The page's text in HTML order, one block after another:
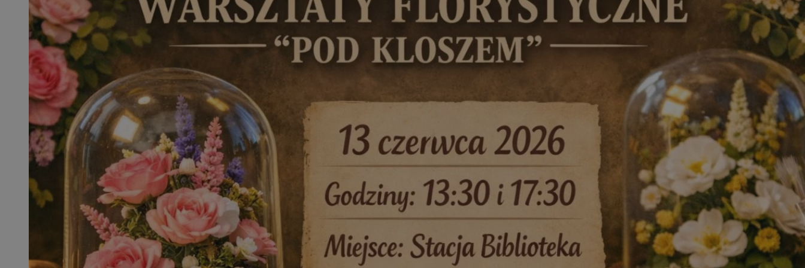
SessID rudaslaska.com.pl 1 rok
Ten plik cookie przechowuje identyfikator sesji.
MvSessID
rudaslaska.com.pl
Ten plik cookie przechowuje identyfikator sesji.
.tiktok.com 1 tydzień 3 dni
Ten plik cookie jest używany do celów
__cf_bm
.x.com
umożliwia tworzenie ważnych raportów na temat
korzystania z jej witryny internetowej.
__cf_bm
Cloudflare Inc.
29 minut 59
sekund
Ten plik cookie służy do rozróżniania ludzi i botów.
Jest to korzystne dla strony internetowej, ponieważ
korzystania z jej witryny internetowej.
VISITOR_PRIVACY_METADATA
YouTube
.youtube.com
5 miesięcy 4
tygodnie
Ten plik cookie jest używany do przechowywania
zgody użytkownika i wyboru prywatności dla ich
ustawienia prywatności, zapewniając, że ich
preferencje zostaną uhonorowane w przyszłych
sesjach.
CookieScriptConsent
Ten plik cookie jest używany przez usługę Cookie-
Polityce prywatności Google